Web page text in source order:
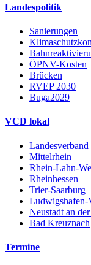
Landespolitik
Sanierungen
ÖPNV-Kosten
Brücken
RVEP 2030
Buga2029
VCD lokal
Mittelrhein
Rhein-Lahn-
Rheinhessen
Trier-Saarburg
Ludwigshafen-
Neustadt an
Bad Kreuznach
Termine